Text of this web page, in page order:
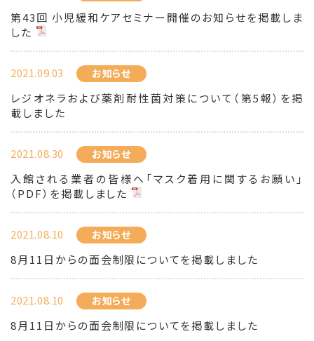
第43回 小児緩和ケアセミナー開催のお知らせを掲載しま
した
2021.09.03 お知らせ
レジオネラおよび薬剤耐性菌対策について（第5報）を掲
載しました
2021.08.30 お知らせ
入館される業者の皆様へ「マスク着用に関するお願い」
（PDF）を掲載しました
2021.08.10 お知らせ
8月11日からの面会制限についてを掲載しました
2021.08.10 お知らせ
8月11日からの面会制限についてを掲載しました